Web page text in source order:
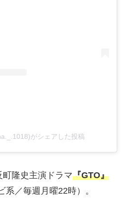
がシェアした投稿
隆史主演ドラマ『GTO』
系／毎週月曜22時）。